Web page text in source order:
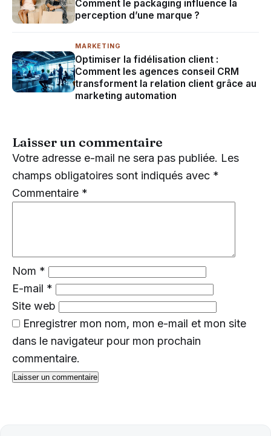
Comment le packaging influence la
perception d’une marque ?
MARKETING
Optimiser la fidélisation client :
Comment les agences conseil CRM
transforment la relation client grâce au
marketing automation
Laisser un commentaire
Votre adresse e-mail ne sera pas publiée. Les
champs obligatoires sont indiqués avec *
Commentaire *
Nom *
E-mail *
Site web
Enregistrer mon nom, mon e-mail et mon site
dans le navigateur pour mon prochain
commentaire.